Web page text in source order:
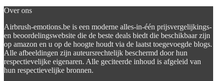
Over ons
Airbrush-emotions.be is een moderne alles-in-één prijsvergelijkings-
en beoordelingswebsite die de beste deals biedt die beschikbaar zijn
op amazon en u op de hoogte houdt via de laatst toegevoegde blogs.
Alle afbeeldingen zijn auteursrechtelijk beschermd door hun
respectievelijke eigenaren. Alle geciteerde inhoud is afgeleid van
hun respectievelijke bronnen.